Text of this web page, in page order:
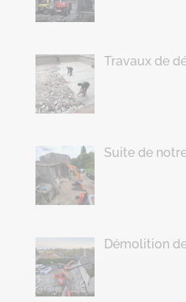
Travaux de
Suite de
Démolition